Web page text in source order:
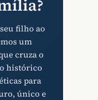
filho ao
um
cruza o
histórico
para
único e